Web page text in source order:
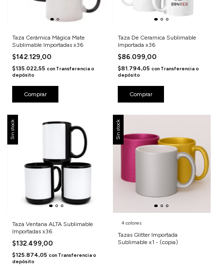
Taza Cerámica Mágica Mate
Sublimable Importadas x36
$142.129,00
$135.022,55 con Transferencia o
depósito
Comprar
Taza De Ceramica Sublimable
Importada x36
$86.099,00
$81.794,05 con Transferencia o
depósito
Comprar
Sin stock
Taza Ventana ALTA Sublimable
Importadas x36
$132.499,00
$125.874,05 con Transferencia o
depósito
Sin stock
4 colores
Tazas Glitter Importada
Sublimable x1 - (copia)